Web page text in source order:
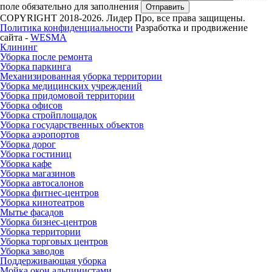
поле обязательно для заполнения
Отправить
COPYRIGHT 2018-2026. Лидер Про, все права защищены.
Политика конфиденциальности Разработка и продвижение
сайта - WESMA
Клининг
Уборка после ремонта
Уборка паркинга
Механизированная уборка территории
Уборка медицинских учреждений
Уборка придомовой территории
Уборка офисов
Уборка стройплощадок
Уборка государственных объектов
Уборка аэропортов
Уборка дорог
Уборка гостиниц
Уборка кафе
Уборка магазинов
Уборка автосалонов
Уборка фитнес-центров
Уборка кинотеатров
Мытье фасадов
Уборка бизнес-центров
Уборка территории
Уборка торговых центров
Уборка заводов
Поддерживающая уборка